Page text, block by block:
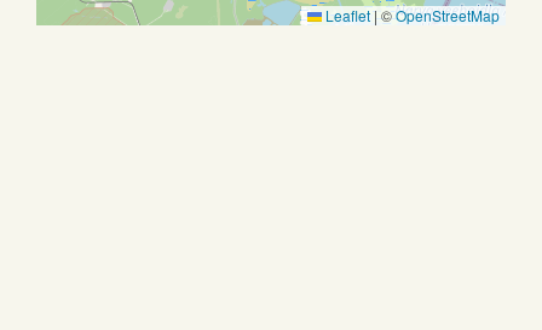
Leaflet|©OpenStreetMap